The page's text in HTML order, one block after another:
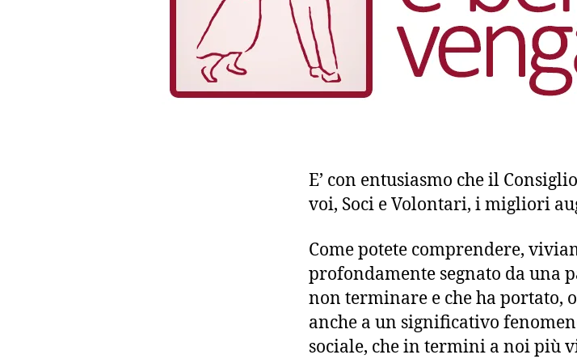
E’ con entusiasmo che il
voi, Soci e Volontari, i migliori
Come potete comprendere,
profondamente segnato da una
non terminare e che ha portato,
anche a un significativo
sociale, che in termini a noi più